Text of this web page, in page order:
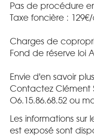
Pas de procédure
Taxe foncière :
Charges de
Fond de réserve loi
Envie d'en savoir
Contactez Clément
O6.15.86.68.52 ou
Les informations sur
est exposé sont